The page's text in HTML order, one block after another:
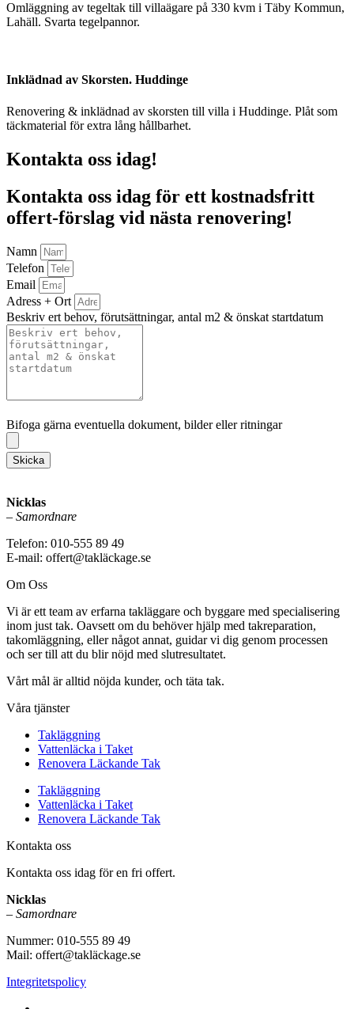
Omläggning av tegeltak till villaägare på 330 kvm i Täby Kommun,
Lahäll. Svarta tegelpannor.
Inklädnad av Skorsten. Huddinge
Renovering & inklädnad av skorsten till villa i Huddinge. Plåt som
täckmaterial för extra lång hållbarhet.
Kontakta oss idag!
Kontakta oss idag för ett kostnadsfritt
offert-förslag vid nästa renovering!
Namn
Telefon
Email
Adress + Ort
Beskriv ert behov, förutsättningar, antal m2 & önskat startdatum
Bifoga gärna eventuella dokument, bilder eller ritningar
Skicka
Nicklas
– Samordnare
Telefon: 010-555 89 49
E-mail: offert@takläckage.se
Om Oss
Vi är ett team av erfarna takläggare och byggare med specialisering
inom just tak. Oavsett om du behöver hjälp med takreparation,
takomläggning, eller något annat, guidar vi dig genom processen
och ser till att du blir nöjd med slutresultatet.
Vårt mål är alltid nöjda kunder, och täta tak.
Våra tjänster
Takläggning
Vattenläcka i Taket
Renovera Läckande Tak
Takläggning
Vattenläcka i Taket
Renovera Läckande Tak
Kontakta oss
Kontakta oss idag för en fri offert.
Nicklas
– Samordnare
Nummer: 010-555 89 49
Mail: offert@takläckage.se
Integritetspolicy